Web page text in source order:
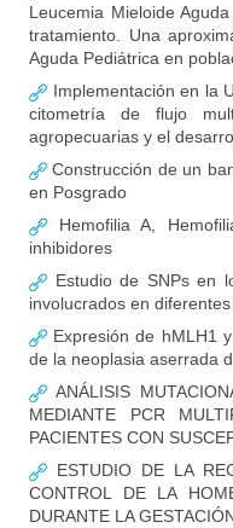
Leucemia Mieloide
tratamiento. Una
Aguda Pediátrica en
Implementación en la
citometría de flujo
agropecuarias y el
Construcción de un
en Posgrado
Hemofilia A,
inhibidores
Estudio de SNPs en
involucrados en
Expresión de hMLH1
de la neoplasia aserrada
ANÁLISIS
MEDIANTE PCR
PACIENTES CON
ESTUDIO DE LA
CONTROL DE LA
DURANTE LA